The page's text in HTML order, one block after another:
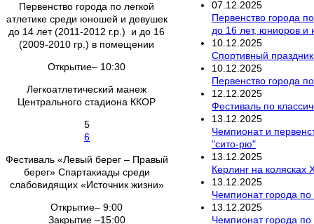
Первенство города по легкой
атлетике среди юношей и девушек
до 14 лет (2011-2012 г.р.) и до 16
(2009-2010 гр.) в помещении
Открытие– 10:30
Легкоатлетический манеж
Центрального стадиона ККОР
5
6
Фестиваль «Левый берег – Правый
берег» Спартакиады среди
слабовидящих «Источник жизни»
Открытие– 9:00
Закрытие –15:00
07 12 2025
Первенство города
до 16 лет, юниоров и
10 12 2025
Спортивный
10 12 2025
Первенство города
12 12 2025
Фестиваль по
13 12 2025
Чемпионат и
"сито-рю"
13 12 2025
Керлинг на
13 12 2025
Чемпионат города
13 12 2025
Чемпионат города по